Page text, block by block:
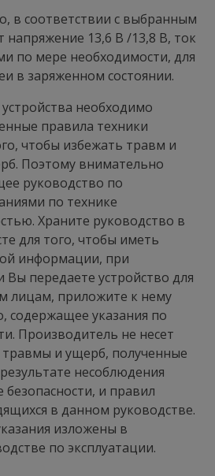
в соответствии с выбранным
13,6 В /13,8 В, ток
по мере необходимости, для
в заряженном состоянии.
необходимо
правила техники
чтобы избежать травм и
Поэтому внимательно
руководство по
по технике
Храните руководство в
для того, чтобы иметь
информации, при
Вы передаете устройство для
лицам, приложите к нему
содержащее указания по
Производитель не несет
травмы и ущерб, полученные
несоблюдения
безопасности, и правил
в данном руководстве.
изложены в
по эксплуатации.